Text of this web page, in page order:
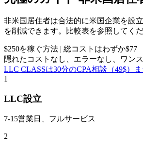
非米国居住者は合法的に米国企業を設
を削減できます。比較表を参照してくだ
$250を稼ぐ方法 | 総コストはわずか$77
隠れたコストなし、エラーなし、ワン
LLC CLASSは30分のCPA相談（49$）
1
LLC設立
7-15営業日、フルサービス
2